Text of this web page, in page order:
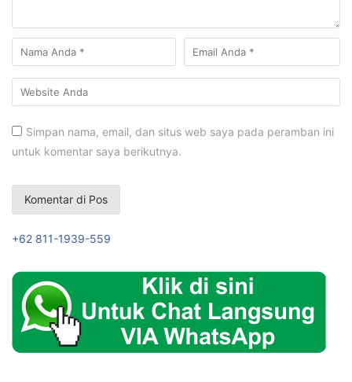
Simpan nama, email, dan situs web saya pada peramban ini
untuk komentar saya berikutnya.
+62 811-1939-559